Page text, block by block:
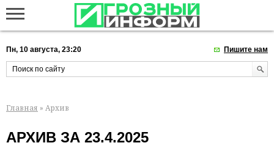
Пн, 10 августа, 23:20 Пишите нам
Главная » Архив
АРХИВ ЗА 23.4.2025